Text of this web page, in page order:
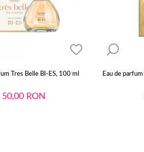
Tres Belle BI-ES, 100 ml
50,00 RON
Eau de